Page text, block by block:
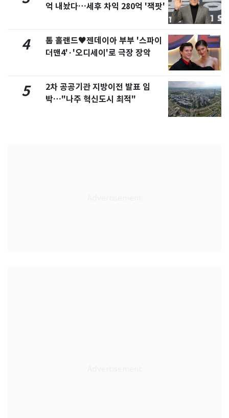
억 내놨다…세후 차익 280억 '잭팟'
4
톰 홀랜드♥젠데이아 부부 '스파이
더맨4'·'오디세이'로 극장 장악
5
2차 공공기관 지방이전 발표 임
박…"나주 혁신도시 최적"